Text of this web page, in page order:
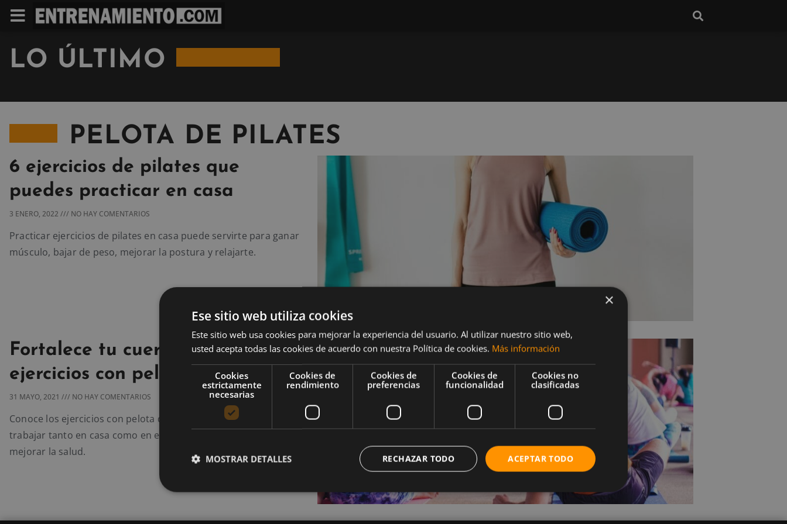
LO ÚLTIMO
PELOTA DE PILATES
6 ejercicios de pilates que
puedes practicar en casa
3 ENERO, 2022 NO HAY COMENTARIOS
Practicar ejercicios de pilates en casa puede servirte para ganar
músculo, bajar de peso, mejorar la postura y relajarte.
Fortalece tu cuerpo con estos
ejercicios con pelota de pilates
31 MAYO, 2021 NO HAY COMENTARIOS
Conoce los ejercicios con pelota de pilates más efectivos para
trabajar tanto en casa como en el gimnasio que te ayudarán a
mejorar la salud.
×
Ese sitio web utiliza cookies
Este sitio web usa cookies para mejorar la experiencia del usuario. Al utilizar nuestro sitio web,
usted acepta todas las cookies de acuerdo con nuestra Política de cookies. Más información
Cookies
estrictamente
necesarias
Cookies de
rendimiento
Cookies de
preferencias
Cookies de
funcionalidad
Cookies no
clasificadas
ACEPTAR TODO
RECHAZAR TODO
MOSTRAR DETALLES